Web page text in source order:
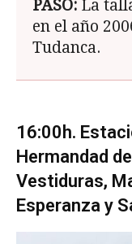
PASO: La
en el año
Tudanca.
16:00h.
Herman­dad
Vestiduras,
Esperanza y